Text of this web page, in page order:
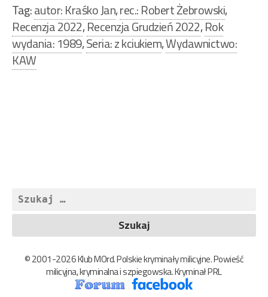
Tag:autor: Kraśko Jan,rec.: Robert Żebrowski,
Recenzja 2022,Recenzja Grudzień 2022,Rok
wydania: 1989,Seria: z kciukiem,Wydawnictwo:
KAW
Szukaj:
© 2001-2026 Klub MOrd. Polskie kryminały milicyjne. Powieść
milicyjna, kryminalna i szpiegowska. Kryminał PRL